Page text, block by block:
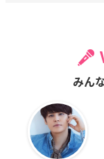
みん